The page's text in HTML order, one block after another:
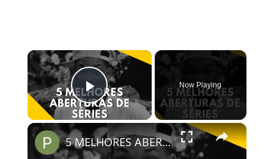
×
Play Video
Now Playing
×
5 MELHORES ABERTURAS DE SÉRIES | Pipocas Tv #13